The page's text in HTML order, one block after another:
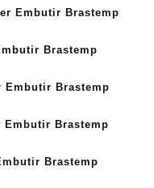
Embutir Brastemp
Brastemp
Embutir Brastemp
Embutir Brastemp
Brastemp